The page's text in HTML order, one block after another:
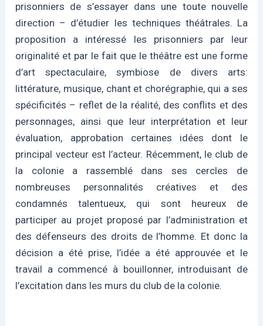
prisonniers de s’essayer dans une toute nouvelle
direction – d’étudier les techniques théâtrales. La
proposition a intéressé les prisonniers par leur
originalité et par le fait que le théâtre est une forme
d’art spectaculaire, symbiose de divers arts:
littérature, musique, chant et chorégraphie, qui a ses
spécificités – reflet de la réalité, des conflits et des
personnages, ainsi que leur interprétation et leur
évaluation, approbation certaines idées dont le
principal vecteur est l’acteur. Récemment, le club de
la colonie a rassemblé dans ses cercles de
nombreuses personnalités créatives et des
condamnés talentueux, qui sont heureux de
participer au projet proposé par l’administration et
des défenseurs des droits de l’homme. Et donc la
décision a été prise, l’idée a été approuvée et le
travail a commencé à bouillonner, introduisant de
l’excitation dans les murs du club de la colonie.